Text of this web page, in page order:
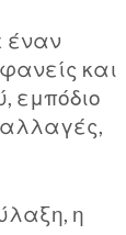
έναν
και
εμπόδιο
η